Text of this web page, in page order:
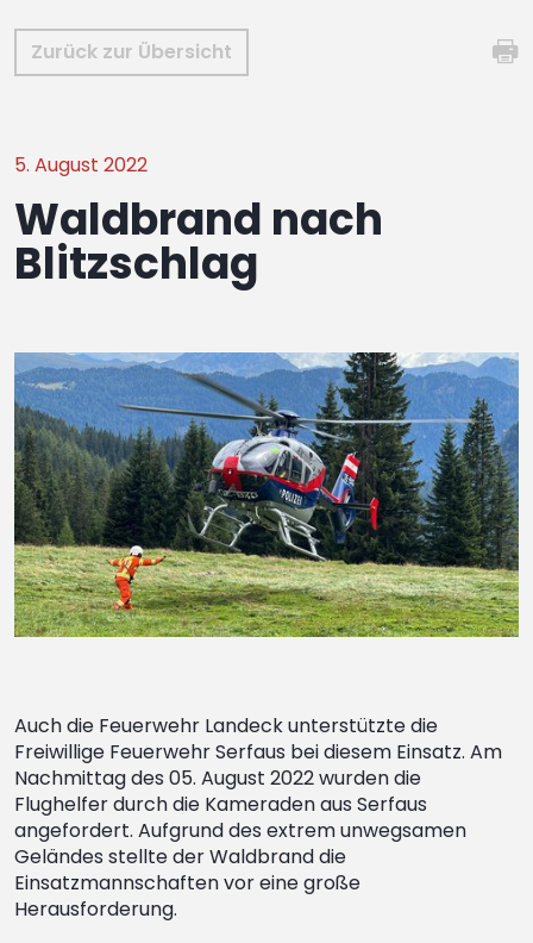
Zurück zur Übersicht
5. August 2022
Waldbrand nach
Blitzschlag
Auch die Feuerwehr Landeck unterstützte die
Freiwillige Feuerwehr Serfaus bei diesem Einsatz. Am
Nachmittag des 05. August 2022 wurden die
Flughelfer durch die Kameraden aus Serfaus
angefordert. Aufgrund des extrem unwegsamen
Geländes stellte der Waldbrand die
Einsatzmannschaften vor eine große
Herausforderung.